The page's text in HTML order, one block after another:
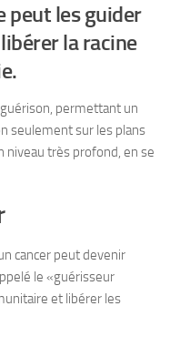
peut les guider
la racine
permettant un
seulement sur les plans
niveau très profond, en se
cancer peut devenir
le «guérisseur
et libérer les